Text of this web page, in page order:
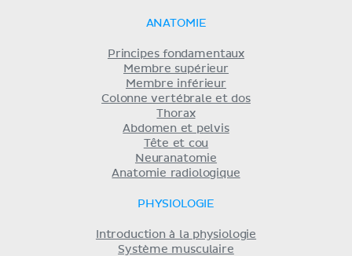
ANATOMIE
Principes fondamentaux
Membre supérieur
Membre inférieur
Colonne vertébrale et dos
Thorax
Abdomen et pelvis
Tête et cou
Neuranatomie
Anatomie radiologique
PHYSIOLOGIE
Introduction à la physiologie
Système musculaire